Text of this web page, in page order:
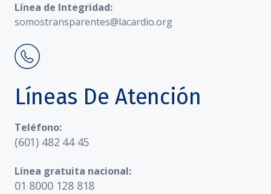
Línea de Integridad:
somostransparentes@lacardio.org
Líneas De Atención
Teléfono:
(601) 482 44 45
Línea gratuita nacional:
01 8000 128 818